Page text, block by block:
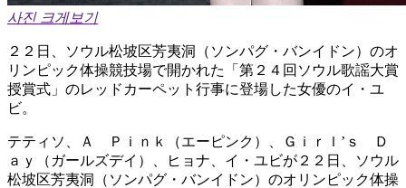
사진 크게보기
２２日、ソウル松坡区芳夷洞（ソンパグ・バンイドン）のオ
リンピック体操競技場で開かれた「第２４回ソウル歌謡大賞
授賞式」のレッドカーペット行事に登場した女優のイ・ユ
ビ。
テティソ、Ａ Ｐｉｎｋ（エーピンク）、Ｇｉｒｌ’ｓ Ｄ
ａｙ（ガールズデイ）、ヒョナ、イ・ユビが２２日、ソウル
松坡区芳夷洞（ソンパグ・バンイドン）のオリンピック体操